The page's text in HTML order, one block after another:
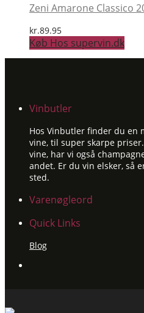
Zeni Amarone Classico
kr.89.95
Køb Hos supervin.dk
Vinbutler
Hos Vinbutler finder du en
vine, til super skarpe
vine, har vi også
andet. Er du vin elsker, så
sted.
Varenøgleord
Quick Links
Blog